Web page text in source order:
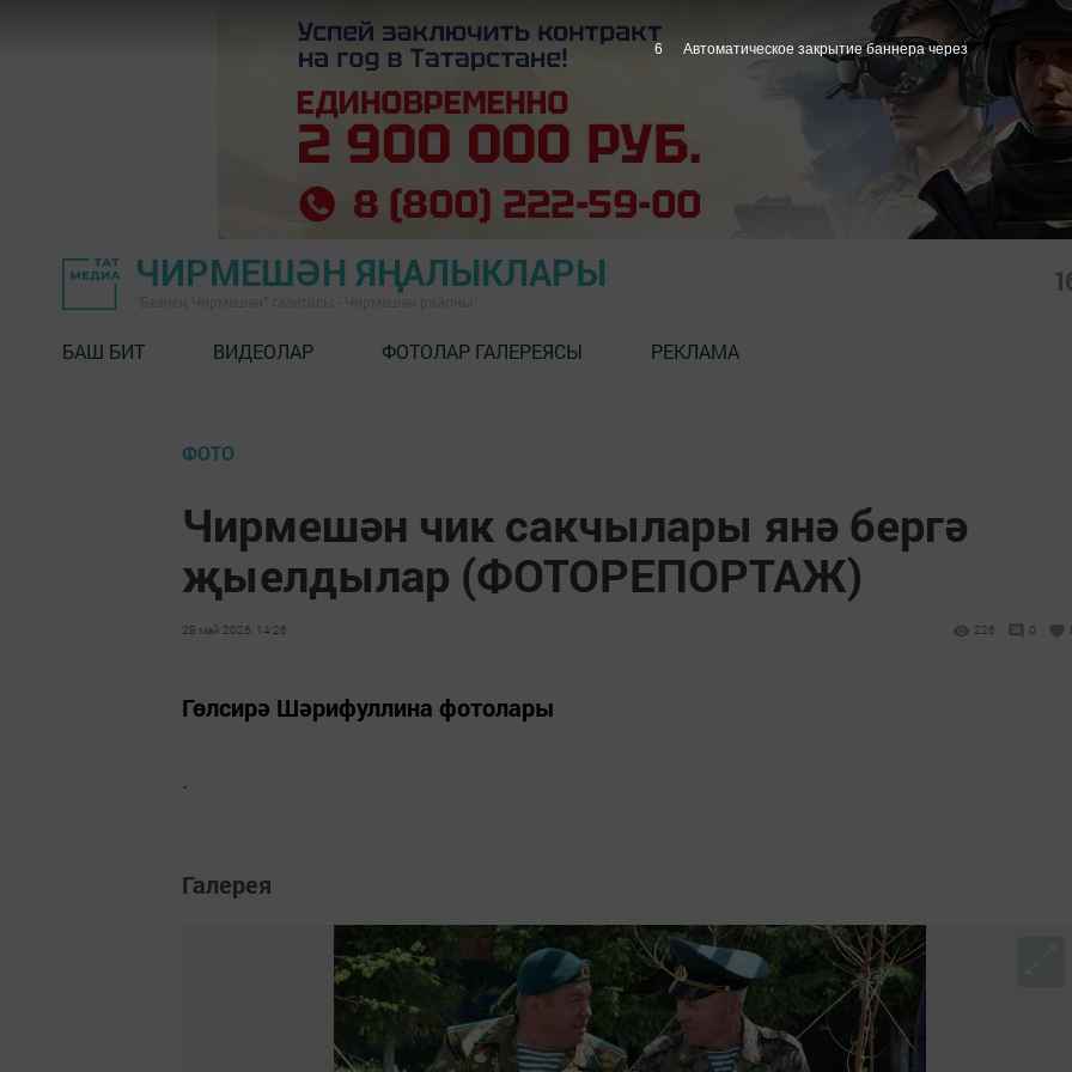
ЧИРМЕШӘН ЯҢАЛЫКЛАРЫ
БАШ БИТ ВИДЕОЛАР ФОТОЛАР ГАЛЕРЕЯСЫ РЕКЛАМА
ФОТО
Чирмешән чик сакчылары янә бергә
җыелдылар (ФОТОРЕПОРТАЖ)
28 май 2026, 14:26 226 0
Гөлсирә Шәрифуллина фотолары
.
Галерея
5 Автоматическое закрытие баннера через